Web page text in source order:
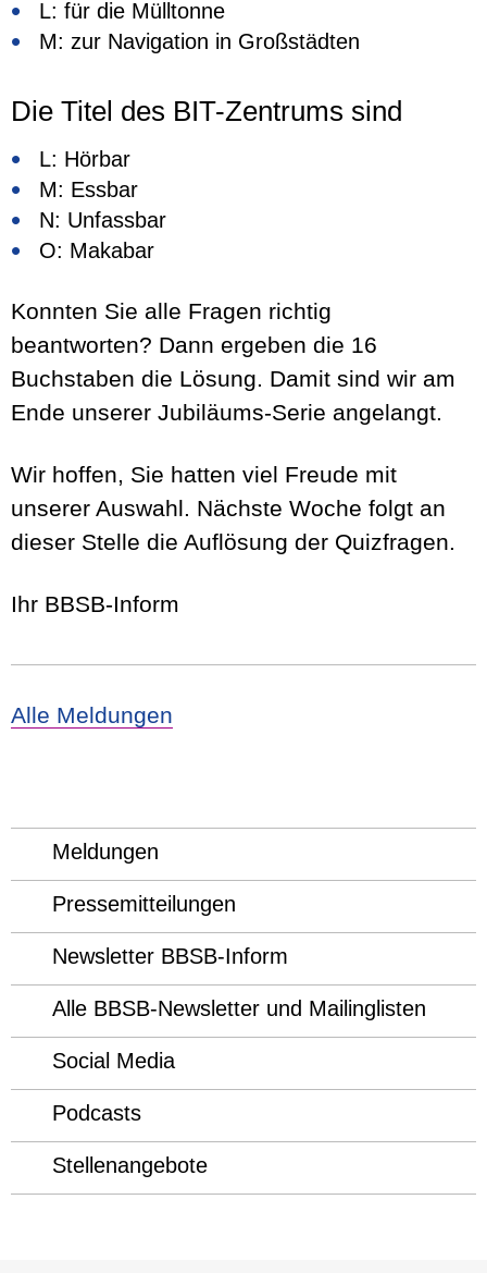
L: für die Mülltonne
M: zur Navigation in Großstädten
Die Titel des BIT-Zentrums sind
L: Hörbar
M: Essbar
N: Unfassbar
O: Makabar
Konnten Sie alle Fragen richtig
beantworten? Dann ergeben die 16
Buchstaben die Lösung. Damit sind wir am
Ende unserer Jubiläums-Serie angelangt.
Wir hoffen, Sie hatten viel Freude mit
unserer Auswahl. Nächste Woche folgt an
dieser Stelle die Auflösung der Quizfragen.
Ihr BBSB-Inform
Alle Meldungen
Meldungen
Pressemitteilungen
Newsletter BBSB-Inform
Alle BBSB-Newsletter und Mailinglisten
Social Media
Podcasts
Stellenangebote